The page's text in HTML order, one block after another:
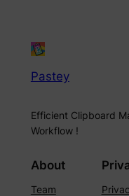
Pastey
Efficient Clipboard
Workflow !
About
Team